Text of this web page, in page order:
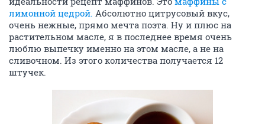
лимонной цедрой. Абсолютно цитрусовый вкус,
очень нежные, прямо мечта поэта. Ну и плюс на
растительном масле, я в последнее время очень
люблю выпечку именно на этом масле, а не на
сливочном. Из этого количества получается 12
штучек.